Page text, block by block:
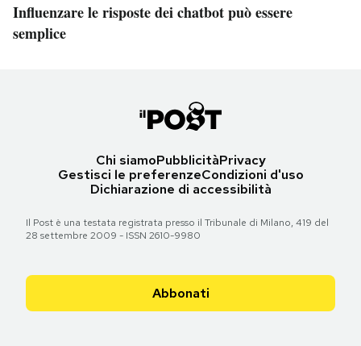
Influenzare le risposte dei chatbot può essere
semplice
Chi siamoPubblicitàPrivacy
Gestisci le preferenzeCondizioni d'uso
Dichiarazione di accessibilità
Il Post è una testata registrata presso il Tribunale di Milano, 419 del
28 settembre 2009 - ISSN 2610-9980
Abbonati